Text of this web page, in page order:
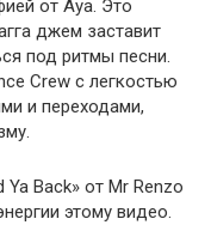
от Aya. Это
джем заставит
под ритмы песни.
Crew с легкостью
и переходами,
Back» от Mr Renzo
этому видео.